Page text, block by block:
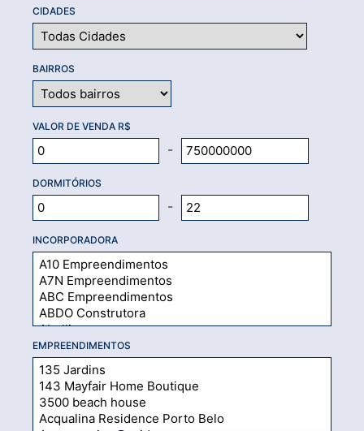
CIDADES
BAIRROS
VALOR DE VENDA R$
-
DORMITÓRIOS
-
INCORPORADORA
EMPREENDIMENTOS